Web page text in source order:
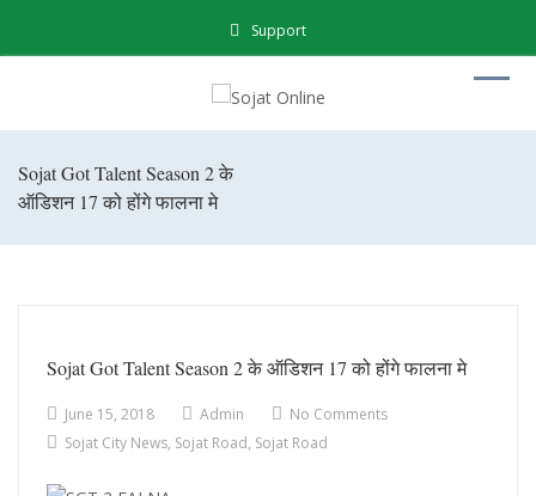
Support
Sojat Got Talent Season 2 के
ऑडिशन 17 को होंगे फालना मे
Sojat Got Talent Season 2 के ऑडिशन 17 को होंगे फालना मे
June 15, 2018 Admin
No Comments
Sojat City News, Sojat Road, Sojat Road